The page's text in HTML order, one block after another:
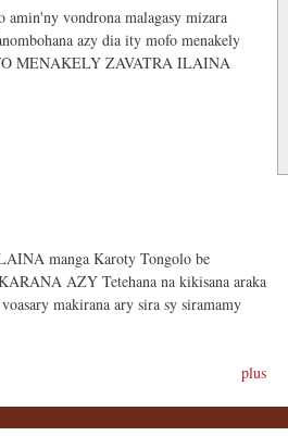
amin'ny vondrona malagasy mizara
azy dia ity mofo menakely
MENAKELY ZAVATRA ILAINA
manga Karoty Tongolo be
AZY Tetehana na kikisana araka
makirana ary sira sy siramamy
plus